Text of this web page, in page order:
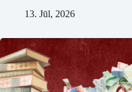
13. Jūl, 2026